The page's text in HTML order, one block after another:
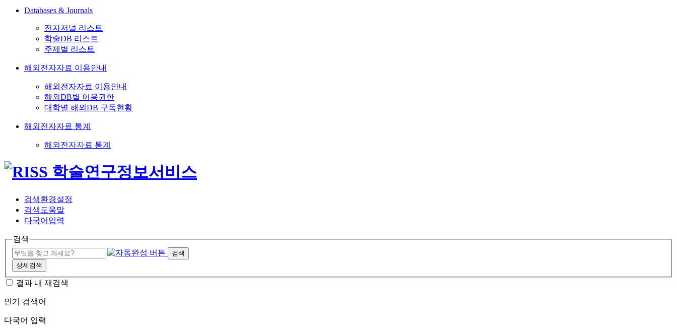
Databases & Journals
전자저널 리스트
학술DB 리스트
주제별 리스트
해외전자자료 이용안내
해외전자자료 이용안내
해외DB별 이용권한
대학별 해외DB 구독현황
해외전자자료 통계
해외전자자료 통계
검색환경설정
검색도움말
다국어입력
검색
검색
상세검색
결과 내 재검색
인기 검색어
다국어 입력